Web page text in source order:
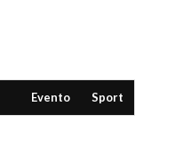
Evento Sport